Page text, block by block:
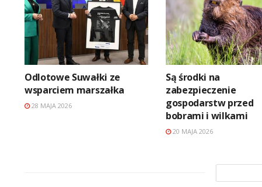
Odlotowe Suwałki ze
wsparciem marszałka
28 MAJA 2026
Są środki na
zabezpieczenie
gospodarstw przed
bobrami i wilkami
20 MAJA 2026